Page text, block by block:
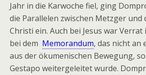
Jahr in die Karwoche fiel, ging
die Parallelen zwischen Metzger und
Christi ein. Auch bei Jesus war Verrat
bei dem Memorandum, das nicht an
aus der ökumenischen Bewegung,
Gestapo weitergeleitet wurde.